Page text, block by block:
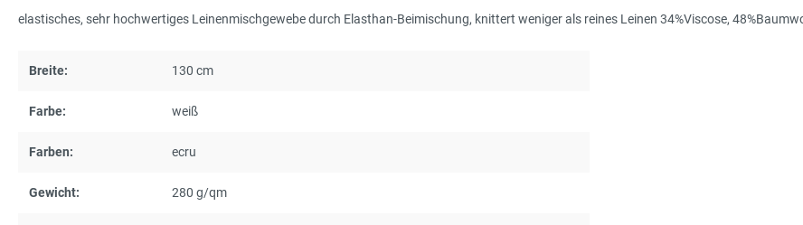
elastisches, sehr hochwertiges Leinenmischgewebe durch Elasthan-Beimischung, knittert weniger als reines Leinen 34%Viscose,
Breite: 130 cm
Farbe: weiß
Farben: ecru
Gewicht: 280 g/qm